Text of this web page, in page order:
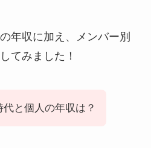
年収に加え、メンバー別
てみました！
代と個人の年収は？